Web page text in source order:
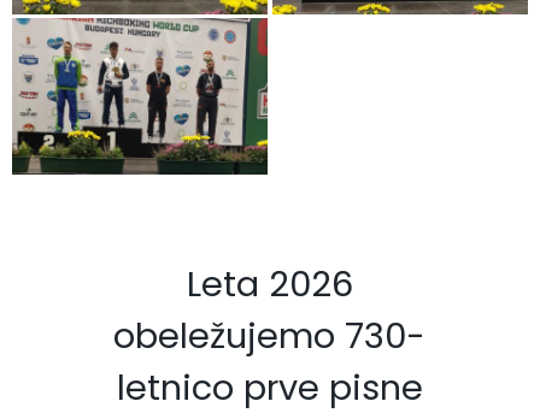
Leta 2026
obeležujemo 730-
letnico prve pisne